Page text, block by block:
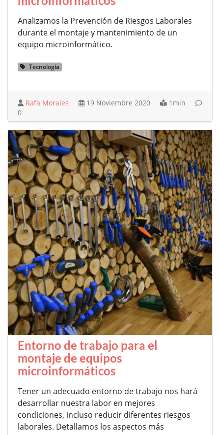
Analizamos la Prevención de Riesgos Laborales
durante el montaje y mantenimiento de un
equipo microinformático.
Tecnología
Rafa Morales 19 Noviembre 2020
1min
0
Entorno de trabajo para el
montaje de equipos
microinformáticos
Tener un adecuado entorno de trabajo nos hará
desarrollar nuestra labor en mejores
condiciones, incluso reducir diferentes riesgos
laborales. Detallamos los aspectos más